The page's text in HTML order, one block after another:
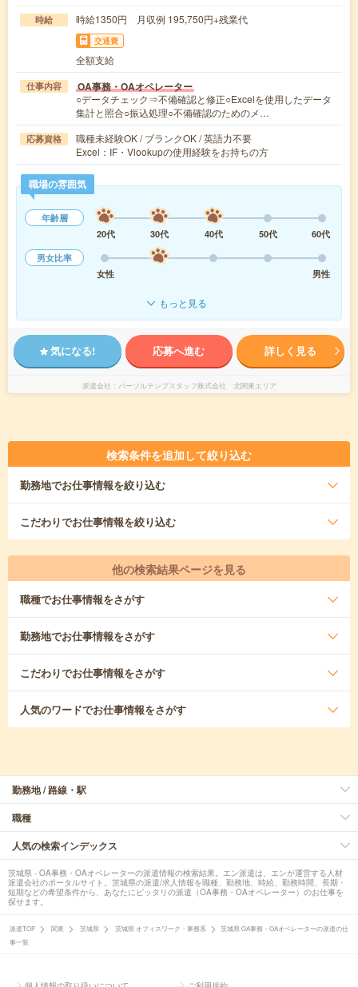
時給 時給1350円 月収例 195,750円+残業代
交通費
全額支給
仕事内容 OA事務・OAオペレーター
○データチェック⇒不備確認と修正○Excelを使用したデータ
集計と照合○振込処理○不備確認のためのメ…
応募資格
職種未経験OK / ブランクOK / 英語力不要
Excel：IF・Vlookupの使用経験をお持ちの方
職場の雰囲気
年齢層
20代
30代 40代 50代
60代
男女比率
女性
男性
もっと見る
気になる! 応募へ進む 詳しく見る
派遣会社 パーソルテンプスタッフ株式会社 北関東エリア
検索条件を追加して絞り込む
勤務地でお仕事情報を絞り込む
こだわりでお仕事情報を絞り込む
他の検索結果ページを見る
職種でお仕事情報をさがす
勤務地でお仕事情報をさがす
こだわりでお仕事情報をさがす
人気のワードでお仕事情報をさがす
勤務地 / 路線・駅
職種
人気の検索インデックス
茨城県 - OA事務・OAオペレーターの派遣情報の検索結果。エン派遣は、エンが運営する人材
派遣会社のポータルサイト。茨城県の派遣/求人情報を職種、勤務地、時給、勤務時間、長期・
短期などの希望条件から、あなたにピッタリの派遣（OA事務・OAオペレーター）のお仕事を
探せます。
派遣TOP 関東 茨城県 茨城県 オフィスワーク・事務系
茨城県 OA事務・OAオペレーターの派遣の仕
事一覧